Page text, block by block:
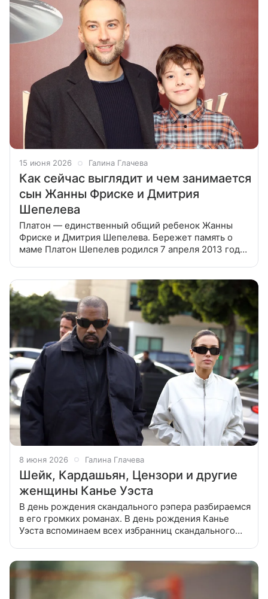
15 июня 2026 Галина Глачева
Как сейчас выглядит и чем занимается
сын Жанны Фриске и Дмитрия
Шепелева
Платон — единственный общий ребенок Жанны
Фриске и Дмитрия Шепелева. Бережет память о
маме Платон Шепелев родился 7 апреля 2013 года
8 июня 2026 Галина Глачева
Шейк, Кардашьян, Цензори и другие
женщины Канье Уэста
В день рождения скандального рэпера разбираемся
в его громких романах. В день рождения Канье
Уэста вспоминаем всех избранниц скандального